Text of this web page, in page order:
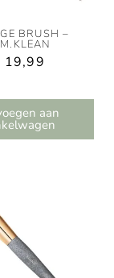
BRUSH –
19,99
aan